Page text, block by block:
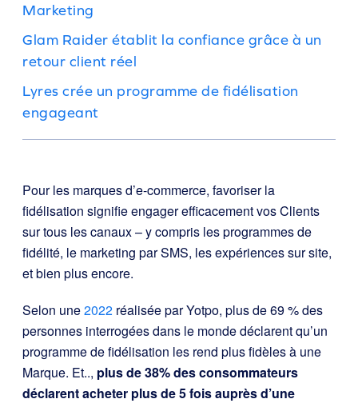
Marketing
Glam Raider établit la confiance grâce à un
retour client réel
Lyres crée un programme de fidélisation
engageant
Pour les marques d’e-commerce, favoriser la
fidélisation signifie engager efficacement vos Clients
sur tous les canaux – y compris les programmes de
fidélité, le marketing par SMS, les expériences sur site,
et bien plus encore.
Selon une2022 réalisée par Yotpo, plus de 69 % des
personnes interrogées dans le monde déclarent qu’un
programme de fidélisation les rend plus fidèles à une
Marque. Et.., plus de38% des consommateurs
déclarent acheter plus de 5 fois auprès d’une